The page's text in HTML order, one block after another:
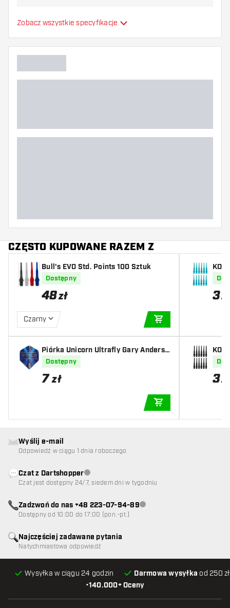
Typ Dartowy chwyt na nos
Gracz w darta
Kształt lotki
Zobacz wszystkie specyfikacje
CZĘSTO KUPOWANE RAZEM Z
Bull's EVO Std. Points 100 Sztuk
Dostępny
48zł
Czarny
Piórka Unicorn Ultrafly Gary Anderso
n Phase 6 Plus
Dostępny
7 zł
3zł
3zł
•140.000+ Oceny
Wysyłka w ciągu 24 godzin Darmowa wysyłka od 250
Najczęściej zadawane pytania
Natychmiastowa odpowiedź
Wyślij e-mail
Odpowiedź w ciągu 1 dnia roboczego
Czat z DartshopperObsługa klienta niedostępna
Czat jest dostępny 24/7, siedem dni w tygodniu
Zadzwoń do nas +48 223-07-94-89Obsługa klienta niedostępna
Dostępny od 10:00 do 17:00 (pon.-pt.)